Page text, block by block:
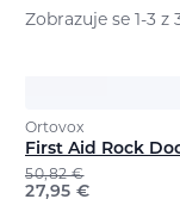
Zobrazuje se 1-3 z
Ortovox
First Aid Rock
50,82€
27,95 €